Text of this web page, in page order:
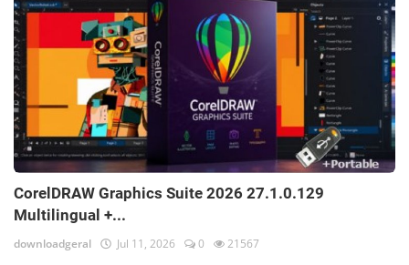
CorelDRAW Graphics Suite 2026 27.1.0.129
Multilingual +...
downloadgeral Jul 11, 2026 0 21567